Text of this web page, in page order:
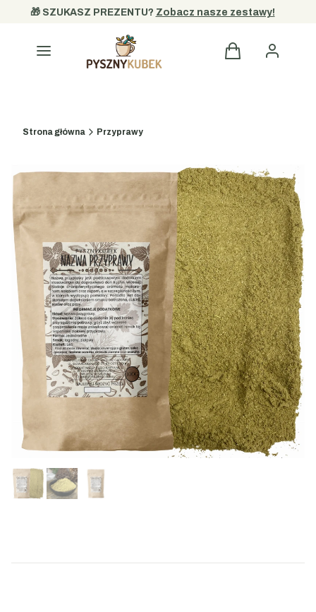
🎁 SZUKASZ PREZENTU? Zobacz nasze zestawy!
Kategorie
Strona główna Przyprawy